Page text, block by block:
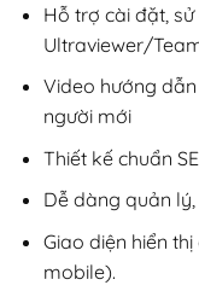
Hỗ trợ cài đặt,
Ultraviewer/
Video hướng
người mới
Thiết kế chuẩn
Dễ dàng quản lý,
Giao diện hiển
mobile).